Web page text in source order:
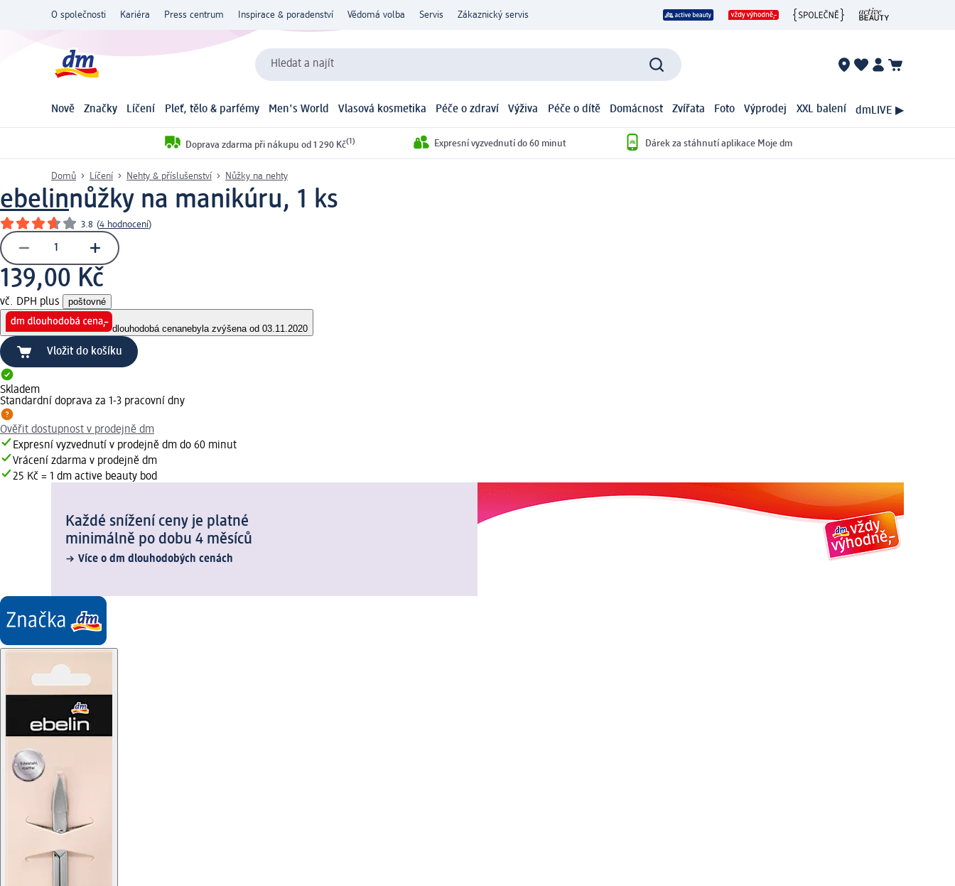
O společnosti Kariéra Press centrum Inspirace & poradenství Vědomá volba Servis Zákaznický servis
Hledat a najít
Nově Značky Líčení Pleť, tělo & parfémy Men's World Vlasová kosmetika Péče o zdraví Výživa Péče o dítě Domácnost Zvířata Foto Výprodej XXL balení dmLIVE ▶
Doprava zdarma při nákupu od 1 290 Kč(1) Expresní vyzvednutí do 60 minut Dárek za stáhnutí aplikace Moje dm
Domů Líčení Nehty & příslušenství Nůžky na nehty
ebelinnůžky na manikúru, 1 ks
3.8 (4 hodnocení)
139,00 Kč
vč. DPH plus poštovné
dlouhodobá cenanebyla zvýšena od 03.11.2020
Vložit do košíku
Skladem
Standardní doprava za 1-3 pracovní dny
Ověřit dostupnost v prodejně dm
Expresní vyzvednutí v prodejně dm do 60 minut
Vrácení zdarma v prodejně dm
25 Kč = 1 dm active beauty bod
Každé snížení ceny je platné
minimálně po dobu 4 měsíců
Více o dm dlouhodobých cenách